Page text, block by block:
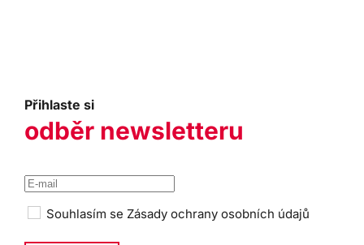
Přihlaste si
odběr newsletteru
Souhlasím se Zásady ochrany osobních údajů